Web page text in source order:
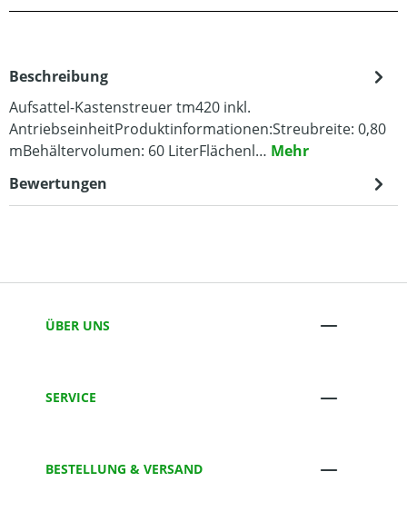
Beschreibung
Aufsattel-Kastenstreuer tm420 inkl.
AntriebseinheitProduktinformationen:Streubreite: 0,80
mBehältervolumen: 60 LiterFlächenl… Mehr
Bewertungen
ÜBER UNS
SERVICE
BESTELLUNG & VERSAND